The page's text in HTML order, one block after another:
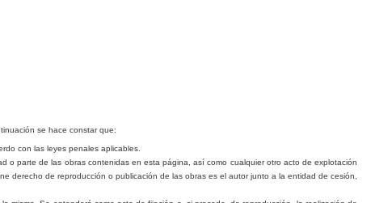
se hace constar que:
con las leyes penales aplicables.
o parte de las obras contenidas en esta página, así como cualquier otro acto de explotación
derecho de reproducción o publicación de las obras es el autor junto a la entidad de cesión,